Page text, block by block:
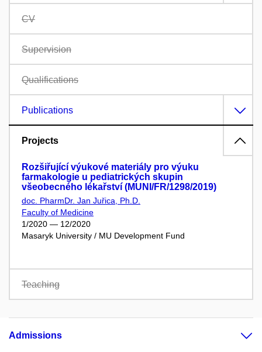
CV
Supervision
Qualifications
Publications
Projects
Rozšiřující výukové materiály pro výuku
farmakologie u pediatrických skupin
všeobecného lékařství (MUNI/FR/1298/2019)
doc. PharmDr. Jan Juřica, Ph.D.
Faculty of Medicine
1/2020 — 12/2020
Masaryk University / MU Development Fund
Teaching
Admissions